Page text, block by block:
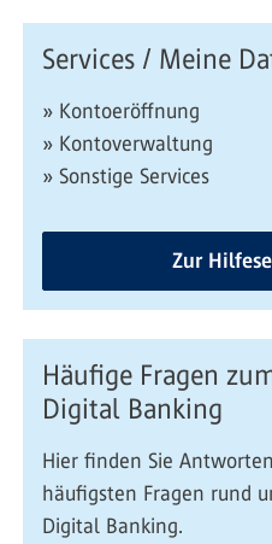
Services / Meine
» Kontoeröffnung
» Kontoverwaltung
» Sonstige Services
Zur
Häufige Fragen
Digital Banking
Hier finden Sie
häufigsten Fragen rund
Digital Banking.